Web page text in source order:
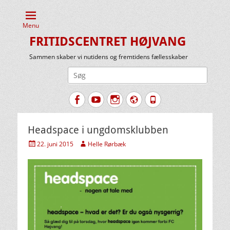
Menu
FRITIDSCENTRET HØJVANG
Sammen skaber vi nutidens og fremtidens fællesskaber
FacebookYouTubeInstagram
Website
Tlf.
Headspace i ungdomsklubben
Udgivet
22. juni 2015 Forfatter
Helle Rørbæk